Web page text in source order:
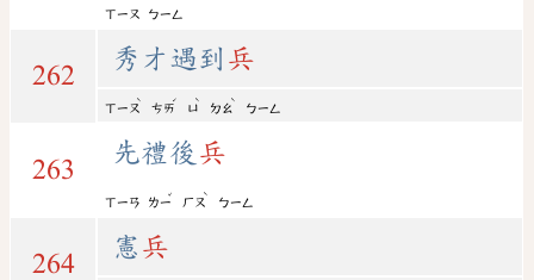
ㄒㄧㄡ ㄅㄧㄥ
262
秀才遇到 兵
ㄒㄧㄡ
ˋ
ㄘㄞ
ˊ
ㄩ
ˋ
ㄉㄠ
ˋ
ㄅㄧㄥ
263
先禮後 兵
ㄒㄧㄢ ㄌㄧ
ˇ
ㄏㄡ
ˋ
ㄅㄧㄥ
264
憲 兵